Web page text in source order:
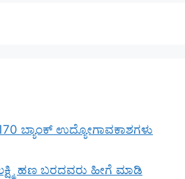
ಬ್ಯಾಂಕ್ ಉದ್ಯೋಗಾವಕಾಶಗಳು
ಹಣ ಬರದವರು ಹೀಗೆ ಮಾಡಿ